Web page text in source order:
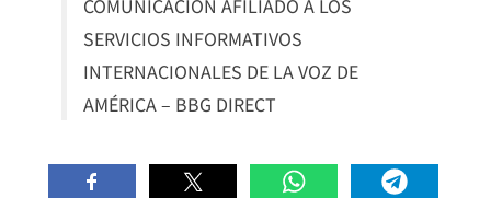
SERVICIOS INFORMATIVOS
INTERNACIONALES DE LA VOZ DE
AMÉRICA – BBG DIRECT